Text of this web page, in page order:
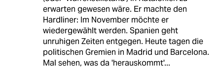
erwarten gewesen wäre. Er machte den
Hardliner: Im November möchte er
wiedergewählt werden. Spanien geht
unruhigen Zeiten entgegen. Heute tagen die
politischen Gremien in Madrid und Barcelona.
Mal sehen, was da 'herauskommt'...